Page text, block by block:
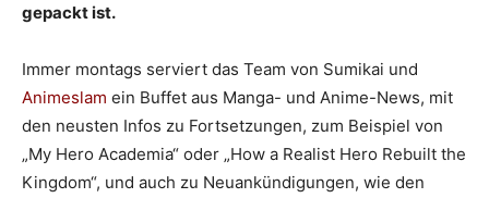
gepackt ist.
Immer montags serviert das Team von Sumikai und
Animeslam ein Buffet aus Manga- und Anime-News, mit
den neusten Infos zu Fortsetzungen, zum Beispiel von
„My Hero Academia“ oder „How a Realist Hero Rebuilt the
Kingdom“, und auch zu Neuankündigungen, wie den